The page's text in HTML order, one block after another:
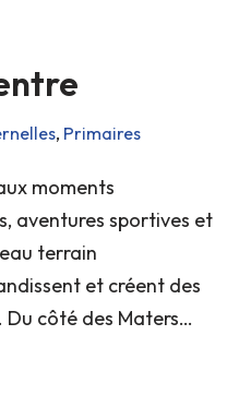
, Primaires
moments
aventures sportives et
terrain
et créent des
Du côté des Maters…